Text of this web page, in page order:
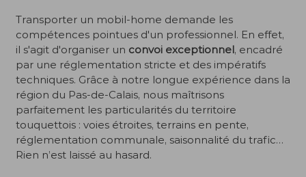
Transporter un mobil-home demande les
compétences pointues d'un professionnel. En effet,
il s'agit d'organiser un convoi exceptionnel, encadré
par une réglementation stricte et des impératifs
techniques. Grâce à notre longue expérience dans la
région du Pas-de-Calais, nous maîtrisons
parfaitement les particularités du territoire
touquettois : voies étroites, terrains en pente,
réglementation communale, saisonnalité du trafic…
Rien n’est laissé au hasard.